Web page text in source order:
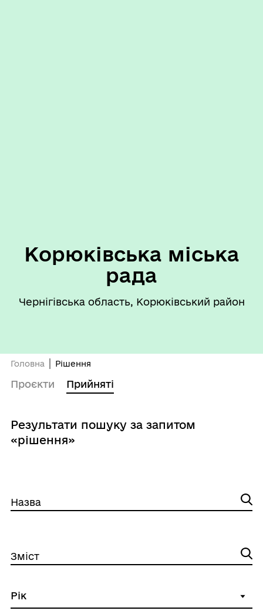
Корюківська міська
рада
Чернігівська область, Корюківський район
Головна Рішення
Проєкти Прийняті
Результати пошуку за запитом
«рішення»
Назва
Зміст